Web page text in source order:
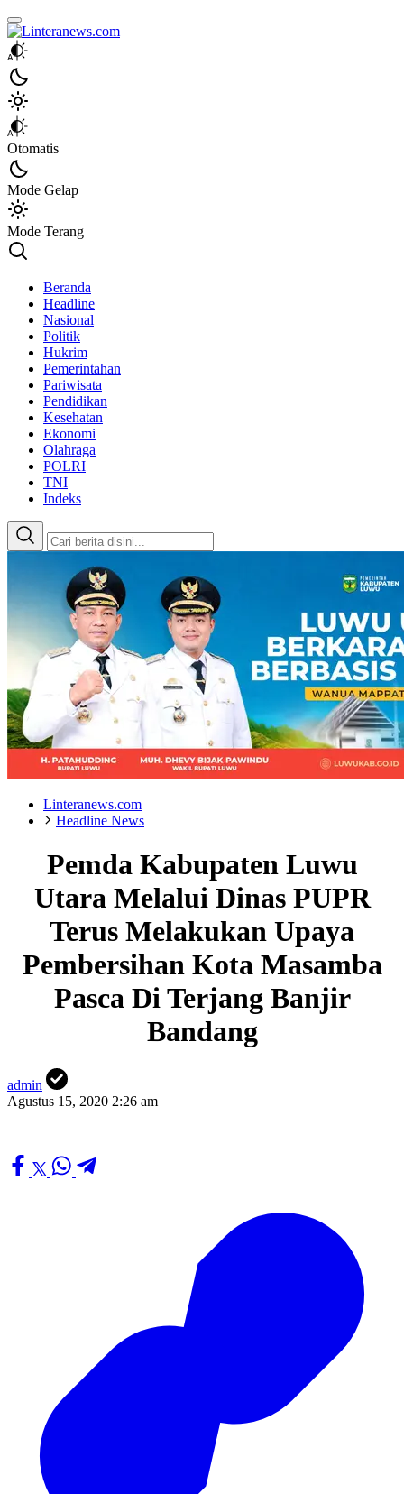
Linteranews.com
Lintas Informasi Tercepat dan Akurat
Otomatis
Mode Gelap
Mode Terang
Beranda
Headline
Nasional
Politik
Hukrim
Pemerintahan
Pariwisata
Pendidikan
Kesehatan
Ekonomi
Olahraga
POLRI
TNI
Indeks
Linteranews.com
Headline News
Pemda Kabupaten Luwu
Utara Melalui Dinas PUPR
Terus Melakukan Upaya
Pembersihan Kota Masamba
Pasca Di Terjang Banjir
Bandang
admin
Agustus 15, 2020 2:26 am